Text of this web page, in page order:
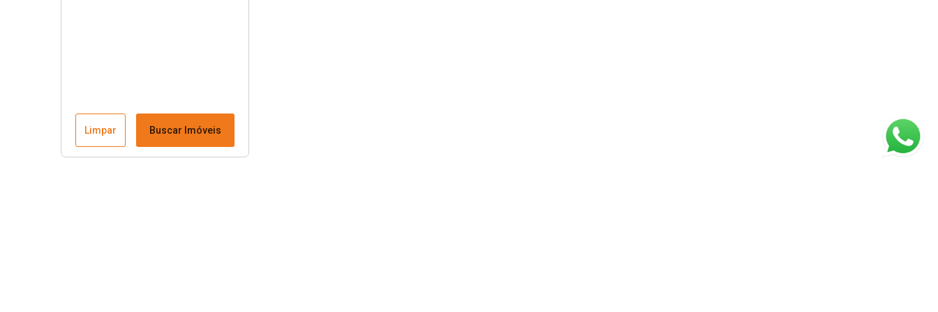
Limpar Buscar Imóveis